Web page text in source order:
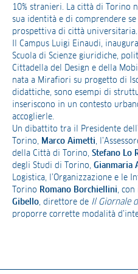
10% stranieri. La città di Torino
sua identità e di comprendere
prospettiva di città universitaria.
Il Campus Luigi Einaudi,
Scuola di Scienze giuridiche,
Cittadella del Design e della
nata a Mirafiori su progetto di
didattiche, sono esempi di
inseriscono in un contesto
accoglierle.
Un dibattito tra il Presidente
Torino,
Marco Aimetti ,
della Città di Torino, Stefano Lo
degli Studi di Torino, Gianmaria
Logistica, l’Organizzazione e
Torino Romano Borchiellini ,
Gibello , direttore de Il Giornale
proporre corrette modalità